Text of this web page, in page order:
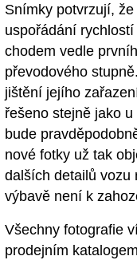
Snímky potvrzují,
uspořádání
chodem vedle
převodového
jištění jejího
řešeno stejně jako
bude
nové fotky už tak
dalších detailů vozu
výbavě není k
Všechny fotografie
prodejním